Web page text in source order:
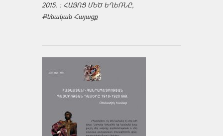
2015. : ՀԱՅՈՑ ՄԵԾ ԵՂԵՌՆԸ,
Քննական Հայացք